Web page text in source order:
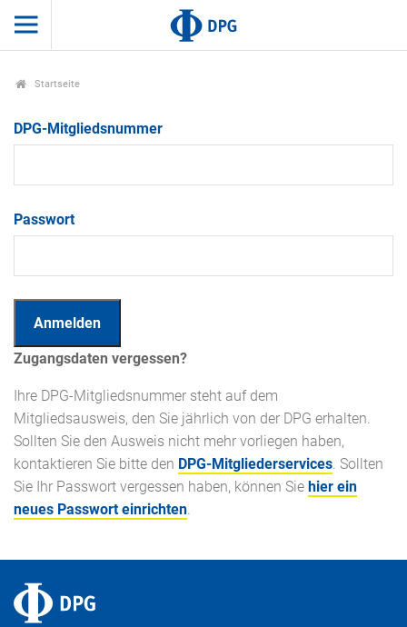
Startseite
DPG-Mitgliedsnummer
Passwort
Zugangsdaten vergessen?
Ihre DPG-Mitgliedsnummer steht auf dem
Mitgliedsausweis, den Sie jährlich von der DPG erhalten.
Sollten Sie den Ausweis nicht mehr vorliegen haben,
kontaktieren Sie bitte den DPG-Mitgliederservices . Sollten
Sie Ihr Passwort vergessen haben, können Sie hier ein
neues Passwort einrichten